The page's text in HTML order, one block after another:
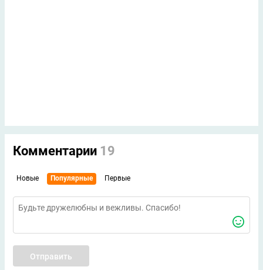
Комментарии 19
Новые Популярные Первые
Отправить